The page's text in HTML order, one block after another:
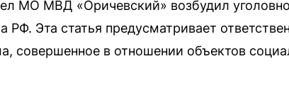
МО МВД «Оричевский» возбудил
РФ. Эта статья предусматривает
совершенное в отношении объектов